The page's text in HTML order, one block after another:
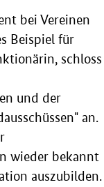
bei Vereinen
Beispiel für
schloss
und der
an.
wieder bekannt
auszubilden.